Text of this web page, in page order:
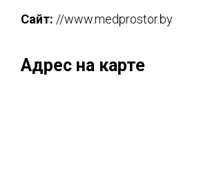
Сайт: //www.medprostor.by
Адрес на карте